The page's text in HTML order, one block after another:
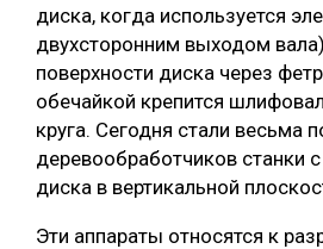
диска, когда используется
двухсторонним выходом
поверхности диска через
обечайкой крепится
круга. Сегодня стали весьма
деревообработчиков станки
диска в вертикальной
Эти аппараты относятся к